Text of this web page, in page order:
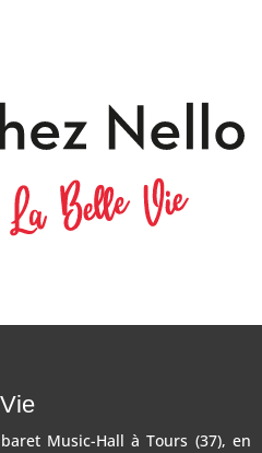
Music-Hall à Tours (37), en